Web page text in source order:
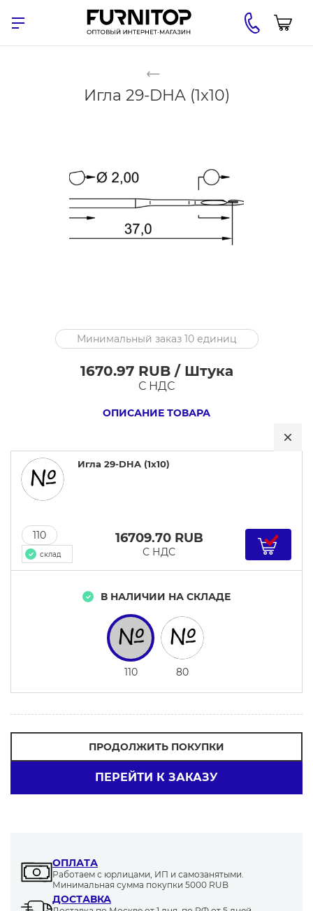
Игла 29-DHA (1x10)
Игла
Минимальный заказ 10 единиц
1670.97 RUB / Штука
С НДС
ОПИСАНИЕ ТОВАРА
Игла 29-DHA (1x10)
110
склад
16709.70 RUB
С НДС
В НАЛИЧИИ НА СКЛАДЕ
110 80
ПРОДОЛЖИТЬ ПОКУПКИ
ПЕРЕЙТИ К ЗАКАЗУ
ОПЛАТА
Работаем с юрлицами, ИП и самозанятыми.
Минимальная сумма покупки 5000 RUB
ДОСТАВКА